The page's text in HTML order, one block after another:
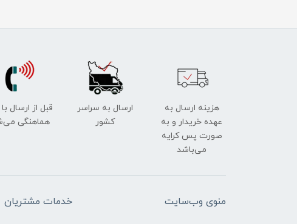
هزینه ارسال به
عهده خریدار و به
صورت پس کرایه
می‌باشد
ارسال به سراسر
کشور
قبل از ارسال
هماهنگی
منوی وب‌سایت خدمات مشتریان